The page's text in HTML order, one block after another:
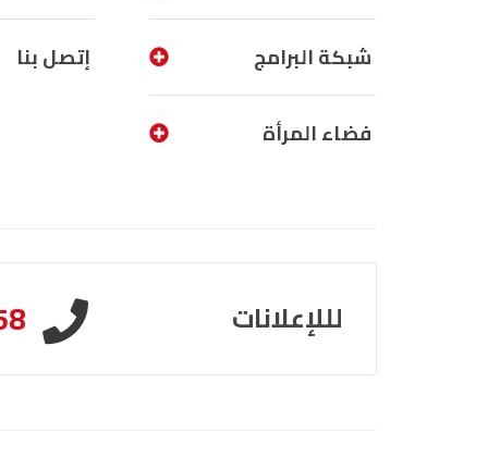
إتصل بنا شبكة البرامج
فضاء المرأة
لللإعلانات